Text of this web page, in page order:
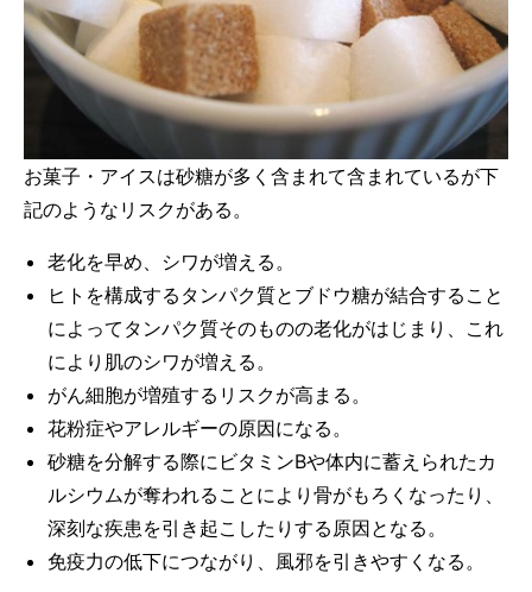
お菓子・アイスは砂糖が多く含まれて含まれているが下
記のようなリスクがある。
老化を早め、シワが増える。
ヒトを構成するタンパク質とブドウ糖が結合すること
によってタンパク質そのものの老化がはじまり、これ
により 肌のシワが増える。
がん細胞が増殖する リスクが高まる。
花粉症やアレルギーの原因になる。
砂糖を分解する際にビタミンBや体内に蓄えられたカ
ルシウムが奪われることにより骨がもろくなったり、
深刻な疾患を引き起こしたりする原因となる。
免疫力の低下につながり、風邪を引きやすくなる。